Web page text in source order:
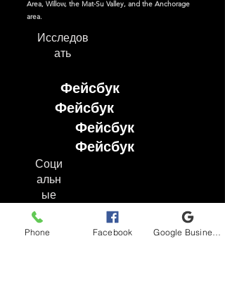
Area, Willow, the Mat-Su Valley, and the Anchorage
area.
Исследов
ать
Фейсбук
Фейсбук
Фейсбук
Фейсбук
Соци
альн
ые
Phone Facebook